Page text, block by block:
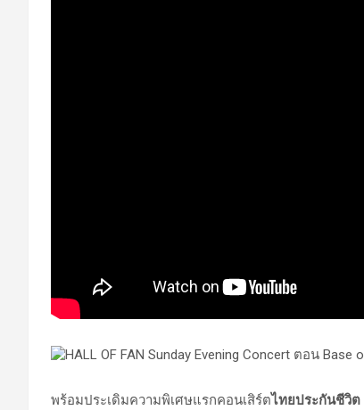
พร้อมประเดิมความพิเศษแรกคอนเสิร์ตไทยประกันชีวิต